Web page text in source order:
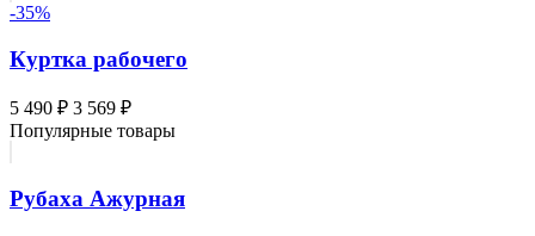
-35%
Куртка рабочего
5 490 ₽ 3 569 ₽
Популярные товары
Рубаха Ажурная